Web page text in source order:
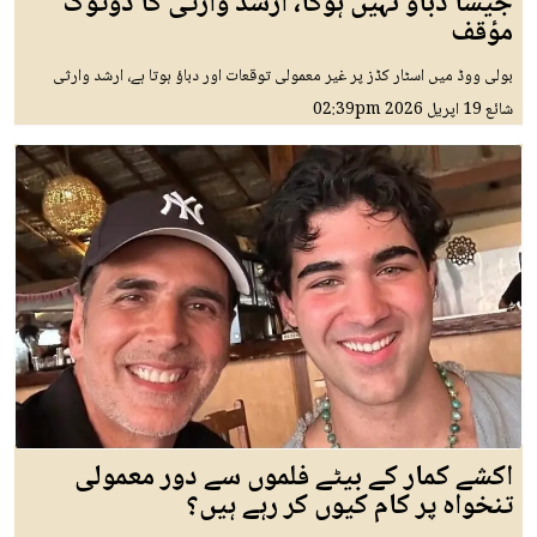
مؤقف
بولی ووڈ میں اسٹار کڈز پر غیر معمولی توقعات اور دباؤ ہوتا ہے، ارشد وارثی
شائع19 اپريل 2026 02:39pm
اکشے کمار کے بیٹے فلموں سے دور معمولی
تنخواہ پر کام کیوں کر رہے ہیں؟